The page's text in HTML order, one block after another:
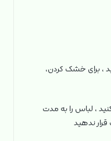
درجه) بشویید ، برای خشک کردن،
، لباس را به مدت
ندهید